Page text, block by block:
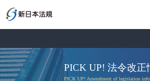
PICK UP! 法令改正
PICK UP! Amendment of legislation